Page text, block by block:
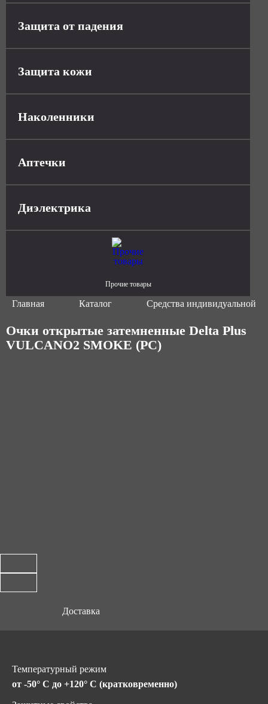
Защита от падения
Защита кожи
Наколенники
Аптечки
Диэлектрика
Прочие товары
Главная Каталог Средства индивидуальной
Очки открытые затемненные Delta Plus
VULCANO2 SMOKE (PC)
Доставка
Температурный режим
от -50° C до +120° C (кратковременно)